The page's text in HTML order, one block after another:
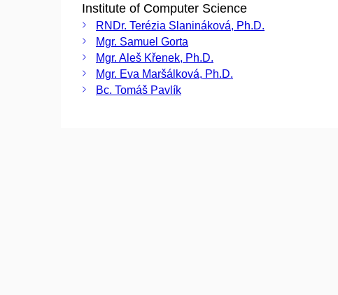
Institute of Computer Science
RNDr. Terézia Slanináková, Ph.D.
Mgr. Samuel Gorta
Mgr. Aleš Křenek, Ph.D.
Mgr. Eva Maršálková, Ph.D.
Bc. Tomáš Pavlík